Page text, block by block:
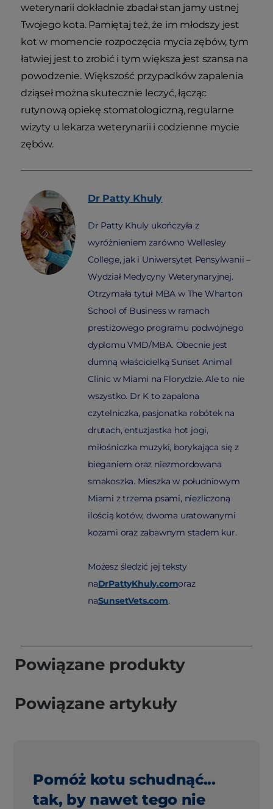
weterynarii dokładnie zbadał stan jamy ustnej
Twojego kota. Pamiętaj też, że im młodszy jest
kot w momencie rozpoczęcia mycia zębów, tym
łatwiej jest to zrobić i tym większa jest szansa na
powodzenie. Większość przypadków zapalenia
dziąseł można skutecznie leczyć, łącząc
rutynową opiekę stomatologiczną, regularne
wizyty u lekarza weterynarii i codzienne mycie
zębów.
Dr Patty Khuly
Dr Patty Khuly ukończyła z
wyróżnieniem zarówno Wellesley
College, jak i Uniwersytet Pensylwanii –
Wydział Medycyny Weterynaryjnej.
Otrzymała tytuł MBA w The Wharton
School of Business w ramach
prestiżowego programu podwójnego
dyplomu VMD/MBA. Obecnie jest
dumną właścicielką Sunset Animal
Clinic w Miami na Florydzie. Ale to nie
wszystko. Dr K to zapalona
czytelniczka, pasjonatka robótek na
drutach, entuzjastka hot jogi,
miłośniczka muzyki, borykająca się z
bieganiem oraz niezmordowana
smakoszka. Mieszka w południowym
Miami z trzema psami, niezliczoną
ilością kotów, dwoma uratowanymi
kozami oraz zabawnym stadem kur.
Możesz śledzić jej teksty
naDrPattyKhuly.comoraz
naSunsetVets.com.
Powiązane produkty
Powiązane artykuły
Pomóż kotu schudnąć...
tak, by nawet tego nie